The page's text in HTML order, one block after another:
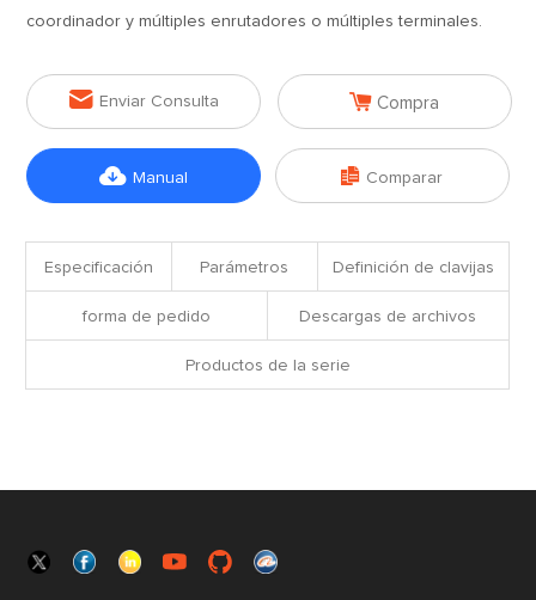
coordinador y múltiples enrutadores o múltiples terminales.
 Enviar Consulta  Compra
 Manual  Comparar
Especificación Parámetros Definición de clavijas
forma de pedido Descargas de archivos
Productos de la serie